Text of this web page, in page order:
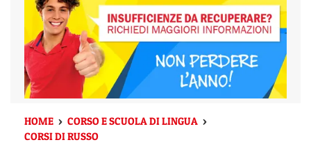
HOME > CORSO E SCUOLA DI LINGUA >
CORSI DI RUSSO